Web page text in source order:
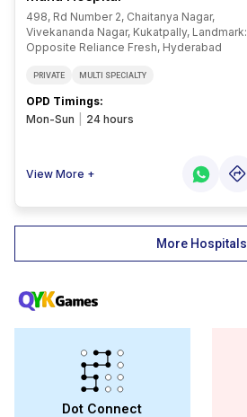
498, Rd Number 2, Chaitanya Nagar,
Vivekananda Nagar, Kukatpally, Landmark:
Opposite Reliance Fresh, Hyderabad
PRIVATE MULTI SPECIALTY
OPD Timings:
Mon-Sun
24 hours
View More +
More Hospitals
Dot Connect